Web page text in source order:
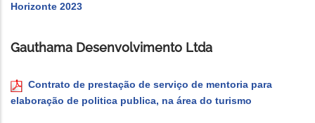
Horizonte 2023
Gauthama Desenvolvimento Ltda
Contrato de prestação de serviço de mentoria para
elaboração de politica publica, na área do turismo